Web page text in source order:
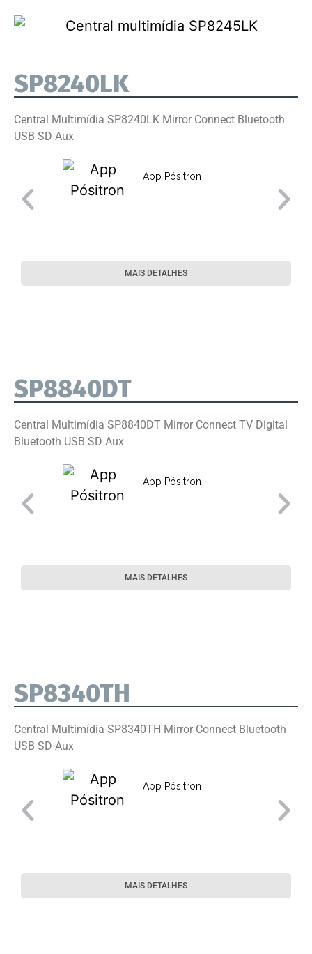
SP8240LK
Central Multimídia SP8240LK Mirror Connect Bluetooth
USB SD Aux
App Pósitron
MAIS DETALHES
SP8840DT
Central Multimídia SP8840DT Mirror Connect TV Digital
Bluetooth USB SD Aux
App Pósitron
MAIS DETALHES
SP8340TH
Central Multimídia SP8340TH Mirror Connect Bluetooth
USB SD Aux
App Pósitron
MAIS DETALHES